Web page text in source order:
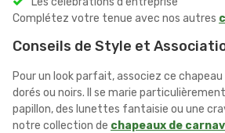
Complétez votre tenue avec nos autres
Conseils de Style et
Pour un look parfait, associez ce
dorés ou noirs. Il se marie
papillon, des lunettes fantaisie ou une
notre collection de chapeaux de